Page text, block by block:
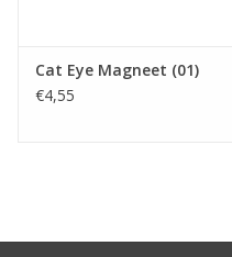
Cat Eye Magneet (01)
€4,55